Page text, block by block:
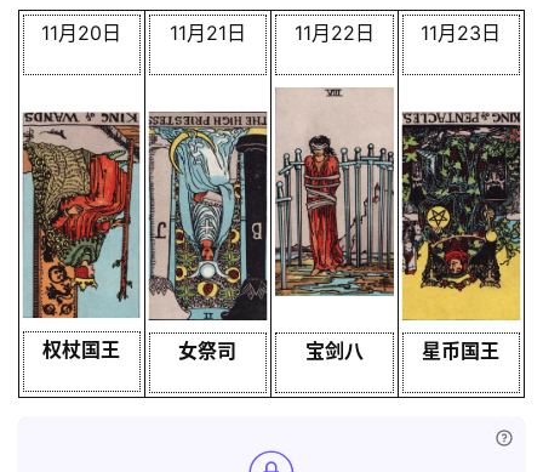
11月20日
权杖国王
11月21日
女祭司
11月22日
宝剑八
11月23日
星币国王